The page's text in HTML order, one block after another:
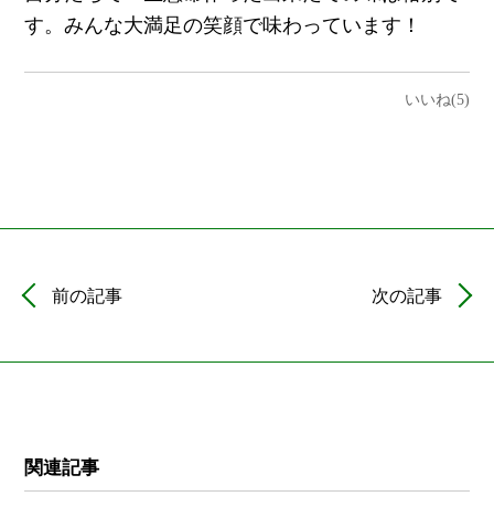
す。みんな大満足の笑顔で味わっています！
いいね(5)
前の記事 次の記事
関連記事